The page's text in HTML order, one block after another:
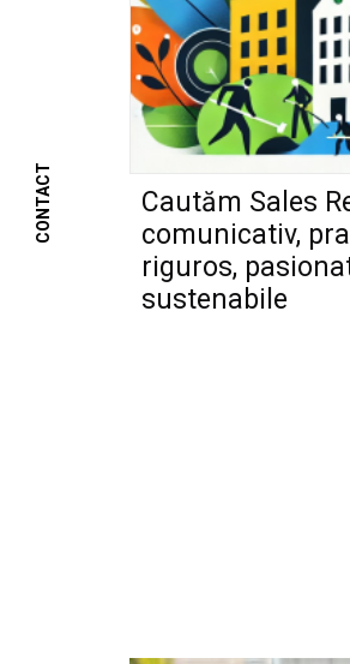
Cautăm Sales
comunicativ,
riguros,
sustenabile
CONTACT